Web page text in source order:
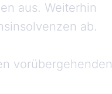
aus. Weiterhin
ab.
vorübergehenden